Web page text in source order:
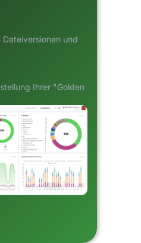
Dateiversionen und
Ihrer "Golden